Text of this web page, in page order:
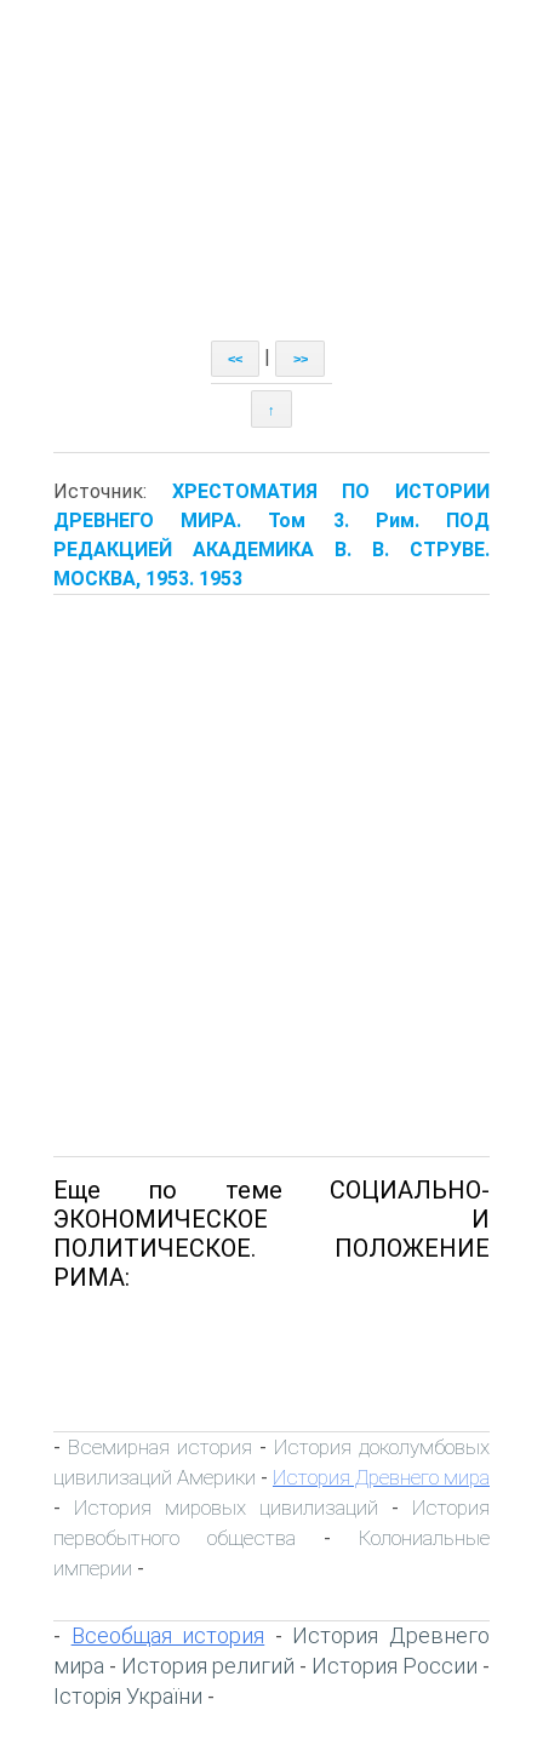
<< >>
↑
Источник: ХРЕСТОМАТИЯ ПО ИСТОРИИ
ДРЕВНЕГО МИРА. Том 3. Рим. ПОД
РЕДАКЦИЕЙ АКАДЕМИКА В. В. СТРУВЕ.
МОСКВА, 1953. 1953
Еще по теме СОЦИАЛЬНО-
ЭКОНОМИЧЕСКОЕ И
ПОЛИТИЧЕСКОЕ. ПОЛОЖЕНИЕ
РИМА:
- Всемирная история - История доколумбовых
цивилизаций Америки - История Древнего мира
- История мировых цивилизаций - История
первобытного общества - Колониальные
империи -
- Всеобщая история - История Древнего
мира - История религий - История России -
Історія України -